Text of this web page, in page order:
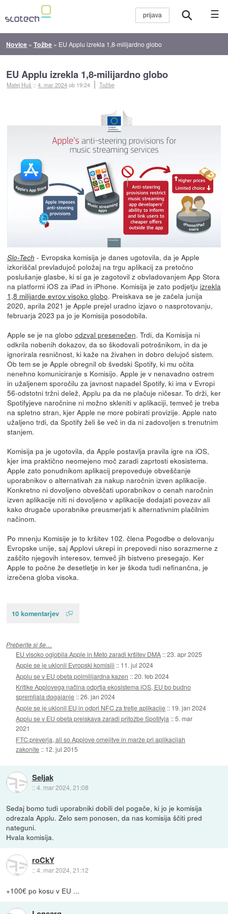
☰
Novice »Tožbe » EU Applu izrekla 1,8-milijardno globo
EU Applu izrekla 1,8-milijardno globo
Matej Huš ::4. mar 2024ob 19:24 Tožbe
Slo-Tech - Evropska komisija je danes ugotovila, da je Apple
izkoriščal prevladujoč položaj na trgu aplikacij za pretočno
poslušanje glasbe, ki si ga je zagotovil z obvladovanjem App Stora
na platformi iOS za iPad in iPhone. Komisija je zato podjetju izrekla
1,8 milijarde evrov visoko globo. Preiskava se je začela junija
2020, aprila 2021 je Apple prejel uradno izjavo o nasprotovanju,
februarja 2023 pa jo je Komisija posodobila.
Apple se je na globo odzval presenečen. Trdi, da Komisija ni
odkrila nobenih dokazov, da so škodovali potrošnikom, in da je
ignorirala resničnost, ki kaže na živahen in dobro delujoč sistem.
Ob tem se je Apple obregnil ob švedski Spotify, ki mu očita
nenehno komuniciranje s Komisijo. Apple je v nenavadno ostrem
in užaljenem sporočilu za javnost napadel Spotify, ki ima v Evropi
56-odstotni tržni delež, Applu pa da ne plačuje ničesar. To drži, ker
Spotifyjeve naročnine ni možno skleniti v aplikaciji, temveč je treba
na spletno stran, kjer Apple ne more pobirati provizije. Apple nato
užaljeno trdi, da Spotify želi še več in da ni zadovoljen s trenutnim
stanjem.
Komisija pa je ugotovila, da Apple postavlja pravila igre na iOS,
kjer ima praktično neomejeno moč zaradi zaprtosti ekosistema.
Apple zato ponudnikom aplikacij prepoveduje obveščanje
uporabnikov o alternativah za nakup naročnin izven aplikacije.
Konkretno ni dovoljeno obveščati uporabnikov o cenah naročnin
izven aplikacije niti ni dovoljeno v aplikacije dodajati povezav ali
kako drugače uporabnike preusmerjati k alternativnim plačilnim
načinom.
Po mnenju Komisije je to kršitev 102. člena Pogodbe o delovanju
Evropske unije, saj Applovi ukrepi in prepovedi niso sorazmerne z
zaščito njegovih interesov, temveč jih bistveno presegajo. Ker
Apple to počne že desetletje in ker je škoda tudi nefinančna, je
izrečena globa visoka.
10 komentarjev
Preberite si še…
EU visoko oglobila Apple in Meto zaradi kršitev DMA ::23. apr 2025
Apple se je uklonil Evropski komisiji :: 11. jul 2024
Applu se v EU obeta polmilijardna kazen ::20. feb 2024
Kritike Applovega načina odprtja ekosistema iOS, EU bo budno
spremljala dogajanje ::26. jan 2024
Apple se je uklonil EU in odprl NFC za tretje aplikacije :: 19. jan 2024
Applu se v EU obeta preiskava zaradi pritožbe Spotifyja ::5. mar
2021
FTC preverja, ali so Applove omejitve in marže pri aplikacijah
zakonite :: 12. jul 2015
Seljak
::4. mar 2024, 21:08
Sedaj bomo tudi uporabniki dobili del pogače, ki jo je komisija
odrezala Applu. Zelo sem ponosen, da nas komisija ščiti pred
nateguni.
Hvala komisija.
roCkY
::4. mar 2024, 21:12
+100€ po kosu v EU ...